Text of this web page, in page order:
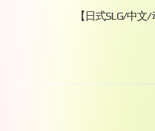
【日式SLG/中